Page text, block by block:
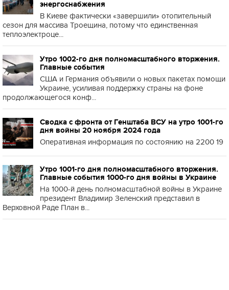
энергоснабжения
В Киеве фактически «завершили» отопительный
сезон для массива Троещина, потому что единственная
теплоэлектроце...
Утро 1002-го дня полномасштабного вторжения.
Главные события
США и Германия объявили о новых пакетах помощи
Украине, усиливая поддержку страны на фоне
продолжающегося конф...
Сводка с фронта от Генштаба ВСУ на утро 1001-го
дня войны 20 ноября 2024 года
Оперативная информация по состоянию на 2200 19
Утро 1001-го дня полномасштабного вторжения.
Главные события 1000-го дня войны в Украине
На 1000-й день полномасштабной войны в Украине
президент Владимир Зеленский представил в
Верховной Раде План в...